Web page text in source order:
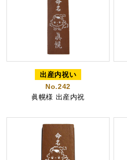
好きな文字とイラスト
を選んで作る
出産内祝カステラ
出産内祝い
No.242
眞幌様 出産内祝